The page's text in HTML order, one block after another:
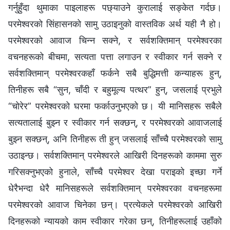
गर्नुहुँदा थुमाका पाइलाहरू पछ्याउने कुरालाई सङ्केत गर्दछ।
परमेश्‍वरको सिंहासनको सामु उठाइनुको वास्तविक अर्थ यही नै हो।
परमेश्‍वरको आवाज चिन्न सक्‍ने, र सर्वशक्तिमान् परमेश्‍वरका
वचनहरूको बीचमा, सत्यता पत्ता लगाउन र स्वीकार गर्न सक्‍ने र
सर्वशक्तिमान् परमेश्‍वरकहाँ फर्कने सबै बुद्धिमत्ती कन्याहरू हुन्,
तिनीहरू सबै “सुन, चाँदी र बहुमूल्य पत्थर” हुन्, जसलाई प्रभुले
“चोरेर” परमेश्‍वरको घरमा फर्काउनुभएको छ। यी मानिसहरू सबैले
सत्यतालाई बुझ्न र स्वीकार गर्न सक्छन्, र परमेश्‍वरको आवाजलाई
बुझ्‍न सक्छन्, अनि तिनीहरू ती हुन् जसलाई साँच्चै परमेश्‍वरको सामु
उठाइन्छ। सर्वशक्तिमान् परमेश्‍वरले आखिरी दिनहरूको काममा सुरु
गरिसक्नुभएको हुनाले, साँच्चै परमेश्‍वर देखा पराइको इच्छा गर्ने
धेरैभन्दा धेरै मानिसहरूले सर्वशक्तिमान् परमेश्‍वरका वचनहरूमा
परमेश्‍वरको आवाज चिनेका छन्। प्रत्येकले परमेश्‍वरको आखिरी
दिनहरूको न्यायको काम स्वीकार गरेका छन्, तिनीहरूलाई उहाँको